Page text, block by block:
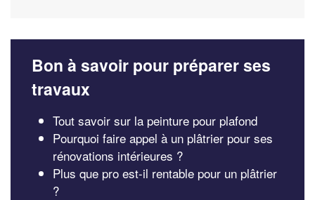
Bon à savoir pour préparer ses
travaux
Tout savoir sur la peinture pour plafond
Pourquoi faire appel à un plâtrier pour ses
rénovations intérieures ?
Plus que pro est-il rentable pour un plâtrier
?